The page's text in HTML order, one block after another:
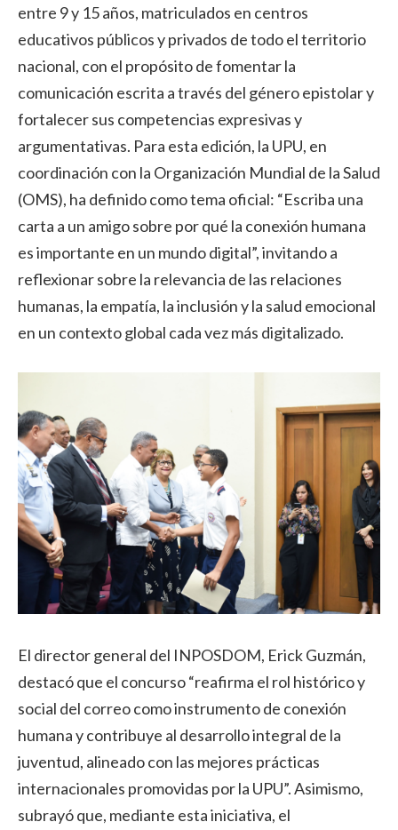
entre 9 y 15 años, matriculados en centros
educativos públicos y privados de todo el territorio
nacional, con el propósito de fomentar la
comunicación escrita a través del género epistolar y
fortalecer sus competencias expresivas y
argumentativas. Para esta edición, la UPU, en
coordinación con la Organización Mundial de la Salud
(OMS), ha definido como tema oficial: “Escriba una
carta a un amigo sobre por qué la conexión humana
es importante en un mundo digital”, invitando a
reflexionar sobre la relevancia de las relaciones
humanas, la empatía, la inclusión y la salud emocional
en un contexto global cada vez más digitalizado.
El director general del INPOSDOM, Erick Guzmán,
destacó que el concurso “reafirma el rol histórico y
social del correo como instrumento de conexión
humana y contribuye al desarrollo integral de la
juventud, alineado con las mejores prácticas
internacionales promovidas por la UPU”. Asimismo,
subrayó que, mediante esta iniciativa, el